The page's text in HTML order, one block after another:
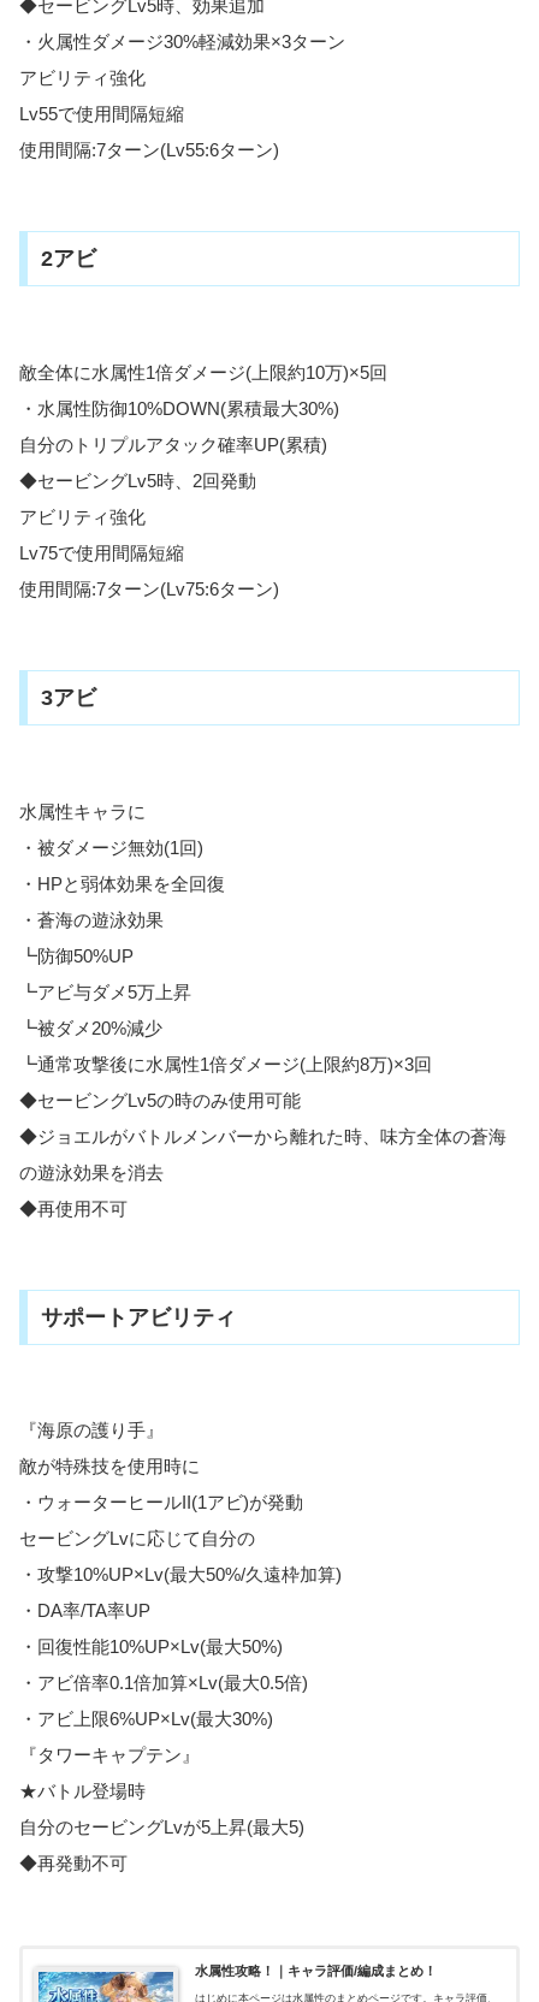
◆セービングLv5時、効果追加
・火属性ダメージ30%軽減効果×3ターン
アビリティ強化
Lv55で使用間隔短縮
使用間隔:7ターン(Lv55:6ターン)
2アビ
敵全体に水属性1倍ダメージ(上限約10万)×5回
・水属性防御10%DOWN(累積最大30%)
自分のトリプルアタック確率UP(累積)
◆セービングLv5時、2回発動
アビリティ強化
Lv75で使用間隔短縮
使用間隔:7ターン(Lv75:6ターン)
3アビ
水属性キャラに
・被ダメージ無効(1回)
・HPと弱体効果を全回復
・蒼海の遊泳効果
┗防御50%UP
┗アビ与ダメ5万上昇
┗被ダメ20%減少
┗通常攻撃後に水属性1倍ダメージ(上限約8万)×3回
◆セービングLv5の時のみ使用可能
◆ジョエルがバトルメンバーから離れた時、味方全体の蒼海
の遊泳効果を消去
◆再使用不可
サポートアビリティ
『海原の護り手』
敵が特殊技を使用時に
・ウォーターヒールII(1アビ)が発動
セービングLvに応じて自分の
・攻撃10%UP×Lv(最大50%/久遠枠加算)
・DA率/TA率UP
・回復性能10%UP×Lv(最大50%)
・アビ倍率0.1倍加算×Lv(最大0.5倍)
・アビ上限6%UP×Lv(最大30%)
『タワーキャプテン』
★バトル登場時
自分のセービングLvが5上昇(最大5)
◆再発動不可
水属性攻略！｜キャラ評価/編成まとめ！
はじめに本ページは水属性のまとめページです。キャラ評価、